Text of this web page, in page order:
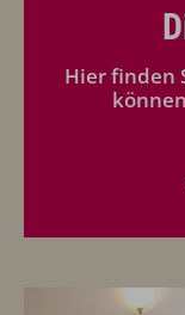
Hier finden